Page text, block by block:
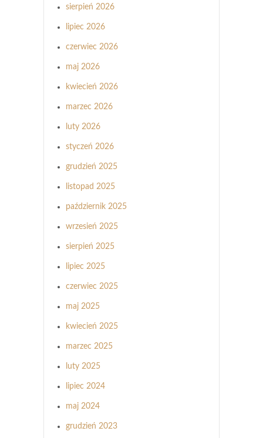
sierpień 2026
lipiec 2026
czerwiec 2026
maj 2026
kwiecień 2026
marzec 2026
luty 2026
styczeń 2026
grudzień 2025
listopad 2025
październik 2025
wrzesień 2025
sierpień 2025
lipiec 2025
czerwiec 2025
maj 2025
kwiecień 2025
marzec 2025
luty 2025
lipiec 2024
maj 2024
grudzień 2023